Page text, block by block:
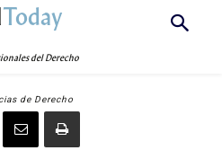
Today
del Derecho
de Derecho